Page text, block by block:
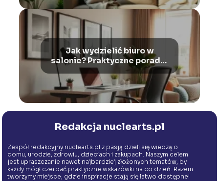
Jak wydzielić biuro w
salonie? Praktyczne porady i
inspiracje
Redakcja nuclearts.pl
Zespół redakcyjny nuclearts.pl z pasją dzieli się wiedzą o
domu, urodzie, zdrowiu, dzieciach i zakupach. Naszym celem
jest upraszczanie nawet najbardziej złożonych tematów, by
każdy mógł czerpać praktyczne wskazówki na co dzień. Razem
tworzymy miejsce, gdzie inspiracje stają się łatwo dostępne!